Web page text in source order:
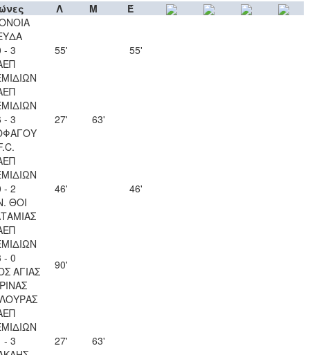
Λ Μ
Έ
- 3
55' 55'
- 3
27' 63'
- 2
ΘΟΙ
46' 46'
- 0
ΑΓΙΑΣ
90'
- 3
27' 63'